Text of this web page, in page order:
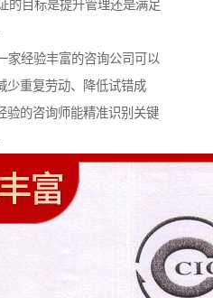
的目标是提升管理还是满足
家经验丰富的咨询公司可以
少重复劳动、降低试错成
验的咨询师能精准识别关键